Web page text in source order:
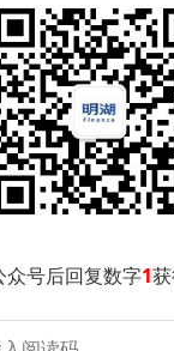
字节）为单位
刚性需求。
全面调整战略
5%。这种悬殊
的定制化硬盘
未有的发展机遇。
尤为明显。据
众号后回复数字1